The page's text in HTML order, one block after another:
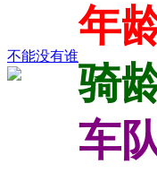
不能没有谁
年
骑
车